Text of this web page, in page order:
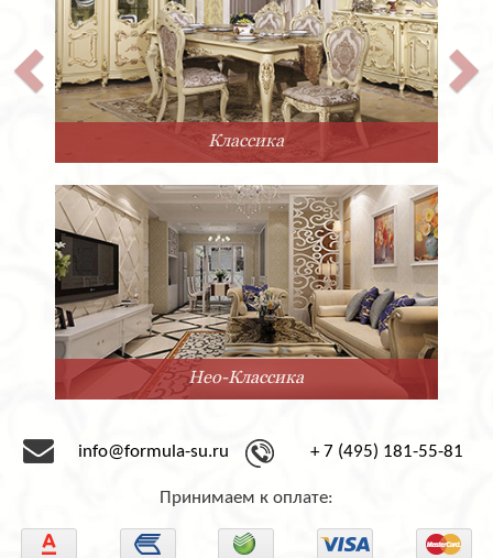
Прованс
Минимализм
info@formula-su.ru + 7 (495) 181-55-81
Принимаем к оплате: